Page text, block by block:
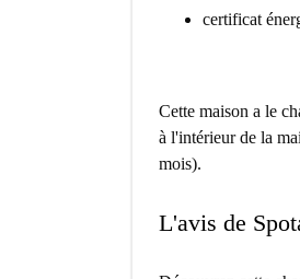
certificat
Cette maison a le
à l'intérieur de la
mois).
L'avis de